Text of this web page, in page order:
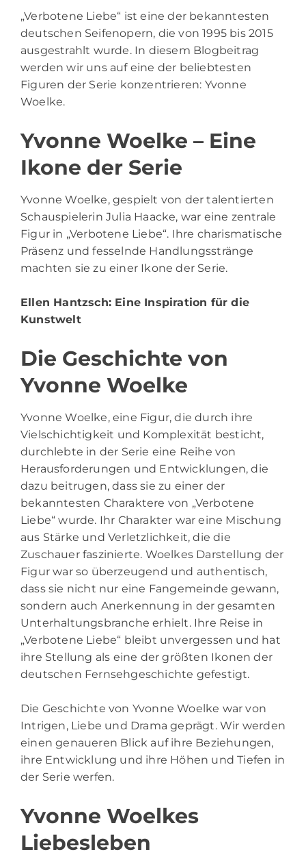
„Verbotene Liebe“ ist eine der bekanntesten
deutschen Seifenopern, die von 1995 bis 2015
ausgestrahlt wurde. In diesem Blogbeitrag
werden wir uns auf eine der beliebtesten
Figuren der Serie konzentrieren: Yvonne
Woelke.
Yvonne Woelke – Eine
Ikone der Serie
Yvonne Woelke, gespielt von der talentierten
Schauspielerin Julia Haacke, war eine zentrale
Figur in „Verbotene Liebe“. Ihre charismatische
Präsenz und fesselnde Handlungsstränge
machten sie zu einer Ikone der Serie.
Ellen Hantzsch: Eine Inspiration für die
Kunstwelt
Die Geschichte von
Yvonne Woelke
Yvonne Woelke, eine Figur, die durch ihre
Vielschichtigkeit und Komplexität besticht,
durchlebte in der Serie eine Reihe von
Herausforderungen und Entwicklungen, die
dazu beitrugen, dass sie zu einer der
bekanntesten Charaktere von „Verbotene
Liebe“ wurde. Ihr Charakter war eine Mischung
aus Stärke und Verletzlichkeit, die die
Zuschauer faszinierte. Woelkes Darstellung der
Figur war so überzeugend und authentisch,
dass sie nicht nur eine Fangemeinde gewann,
sondern auch Anerkennung in der gesamten
Unterhaltungsbranche erhielt. Ihre Reise in
„Verbotene Liebe“ bleibt unvergessen und hat
ihre Stellung als eine der größten Ikonen der
deutschen Fernsehgeschichte gefestigt.
Die Geschichte von Yvonne Woelke war von
Intrigen, Liebe und Drama geprägt. Wir werden
einen genaueren Blick auf ihre Beziehungen,
ihre Entwicklung und ihre Höhen und Tiefen in
der Serie werfen.
Yvonne Woelkes
Liebesleben